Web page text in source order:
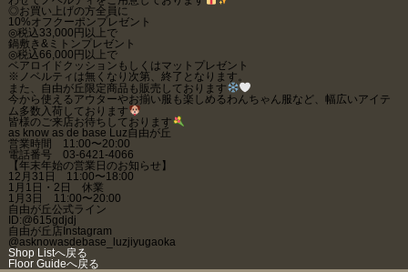
◎お買い上げの方全員に
10%オフクーポンプレゼント
◎税込33,000円以上で
鍋敷き&ミトンプレゼント
◎税込66,000円以上で
ベアロイドクッションもしくはマットプレゼント
※ノベルティは無くなり次第、終了となります。
また、自由が丘限定商品も販売しております
今から使えるアウターやお揃い服も楽しめるわんちゃん服など、幅広いアイテ
ム多数入荷しております
皆様のご来店お待ちしております
as know as de base Luz自由が丘
営業時間 11:00〜20:00
電話番号 03-6421-4066
【年末年始の営業日のお知らせ】
12月31日 11:00〜18:00
1月1日・2日 休業
1月3日 11:00〜20:00
自由が丘公式ライン
ID:@615gdjdj
自由が丘店Instagram
@asknowasdebase_luzjiyugaoka
Shop Listへ戻る
Floor Guideへ戻る